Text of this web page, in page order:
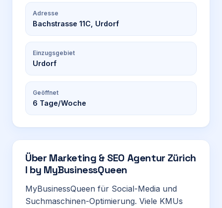
Adresse
Bachstrasse 11C, Urdorf
Einzugsgebiet
Urdorf
Geöffnet
6 Tage/Woche
Über Marketing & SEO Agentur Zürich
I by MyBusinessQueen
MyBusinessQueen für Social-Media und
Suchmaschinen-Optimierung. Viele KMUs